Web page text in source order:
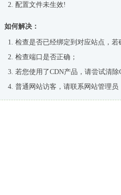
配置文件未生效!
如何解决：
检查是否已经绑定到对应站点，
检查端口是否正确；
若您使用了CDN产品，请尝试清除
普通网站访客，请联系网站管理员